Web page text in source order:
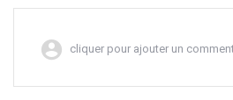
cliquer pour ajouter un